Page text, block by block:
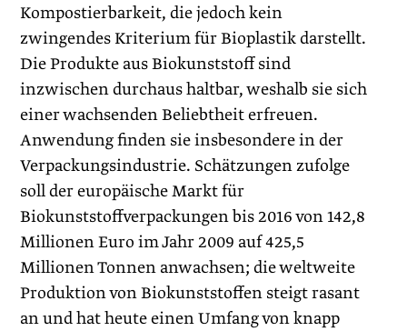
Kompostierbarkeit, die jedoch kein
zwingendes Kriterium für Bioplastik darstellt.
Die Produkte aus Biokunststoff sind
inzwischen durchaus haltbar, weshalb sie sich
einer wachsenden Beliebtheit erfreuen.
Anwendung finden sie insbesondere in der
Verpackungsindustrie. Schätzungen zufolge
soll der europäische Markt für
Biokunststoffverpackun­gen bis 2016 von 142,8
Millionen Euro im Jahr 2009 auf 425,5
Millionen Tonnen anwachsen; die weltweite
Produktion von Biokunststoffen steigt rasant
an und hat heute einen Umfang von knapp